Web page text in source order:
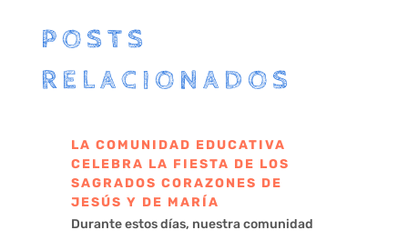
POSTS
RELACIONADOS
LA COMUNIDAD EDUCATIVA
CELEBRA LA FIESTA DE LOS
SAGRADOS CORAZONES DE
JESÚS Y DE MARÍA
Durante estos días, nuestra comunidad